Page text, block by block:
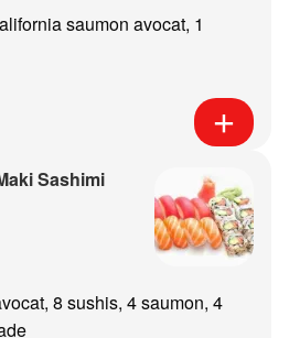
saumon avocat, 1
Sashimi
8 sushis, 4 saumon, 4